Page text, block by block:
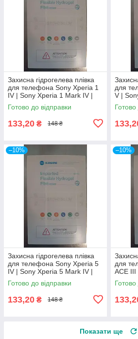
Захисна гідрогелева плівка
для телефона Sony Xperia 1
IV | Sony Xperia 1 Mark IV |
XQCT54 | XQCT62
Готово до відправки
133,20 ₴ 148 ₴
для
V |
Готово
–10%
Захисна гідрогелева плівка
для телефона Sony Xperia 5
IV | Sony Xperia 5 Mark IV |
XQCQ54C0B
Готово до відправки
133,20 ₴ 148 ₴
–10%
для
ACE III
Готово
Показати ще